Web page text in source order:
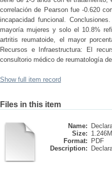
correlación de Pearson fue -0.620
incapacidad funcional.
mayoría mujeres y solo el 10.8%
artritis reumatoide, el mayor
Recursos e Infraestructura: El
consultorio médico de reumatología
Show full item record
Files in this item
Name:
Size:
Format:
PDF
Description: